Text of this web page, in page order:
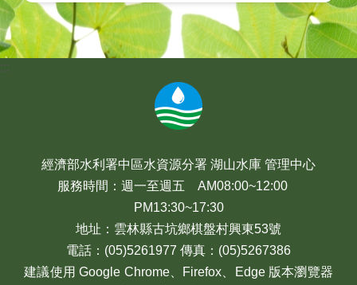
:::
經濟部水利署中區水資源分署 湖山水庫 管理中心
服務時間：週一至週五 AM08:00~12:00
PM13:30~17:30
地址：雲林縣古坑鄉棋盤村興東53號
電話：(05)5261977 傳真：(05)5267386
建議使用 Google Chrome、Firefox、Edge 版本瀏覽器